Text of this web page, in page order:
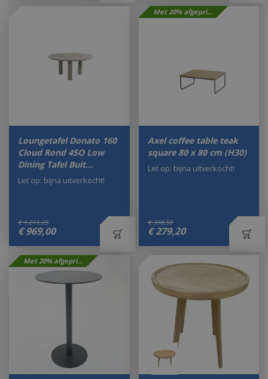
Loungetafel Donato 160
Cloud Rond 4SO Low
Dining Tafel Buit…
€ 1.211,25
€ 969,00
Let op: bijna uitverkocht!
Met 20% afgeprijsd
Axel coffee table teak
square 80 x 80 cm (H30)
€ 398,50
€ 279,20
Let op: bijna uitverkocht!
Met 20% afgeprijsd